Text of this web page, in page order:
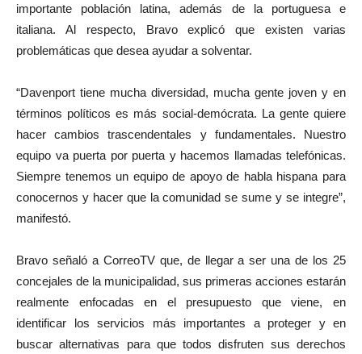
importante población latina, además de la portuguesa e
italiana. Al respecto, Bravo explicó que existen varias
problemáticas que desea ayudar a solventar.
“Davenport tiene mucha diversidad, mucha gente joven y en
términos políticos es más social-demócrata. La gente quiere
hacer cambios trascendentales y fundamentales. Nuestro
equipo va puerta por puerta y hacemos llamadas telefónicas.
Siempre tenemos un equipo de apoyo de habla hispana para
conocernos y hacer que la comunidad se sume y se integre”,
manifestó.
Bravo señaló a CorreoTV que, de llegar a ser una de los 25
concejales de la municipalidad, sus primeras acciones estarán
realmente enfocadas en el presupuesto que viene, en
identificar los servicios más importantes a proteger y en
buscar alternativas para que todos disfruten sus derechos